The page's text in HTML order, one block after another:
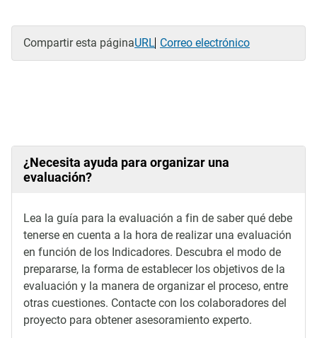
Compartir esta páginaURL Correo electrónico
¿Necesita ayuda para organizar una
evaluación?
Lea la guía para la evaluación a fin de saber qué debe
tenerse en cuenta a la hora de realizar una evaluación
en función de los Indicadores. Descubra el modo de
prepararse, la forma de establecer los objetivos de la
evaluación y la manera de organizar el proceso, entre
otras cuestiones. Contacte con los colaboradores del
proyecto para obtener asesoramiento experto.